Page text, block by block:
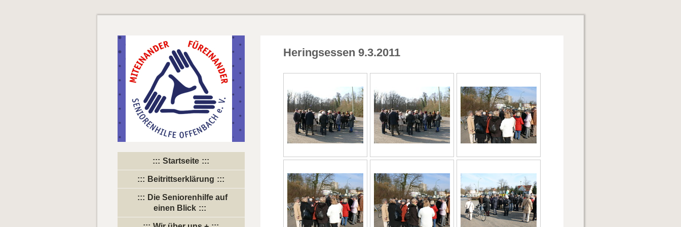
Startseite
Beitrittserklärung
Die Seniorenhilfe auf
einen Blick
Heringsessen 9.3.2011